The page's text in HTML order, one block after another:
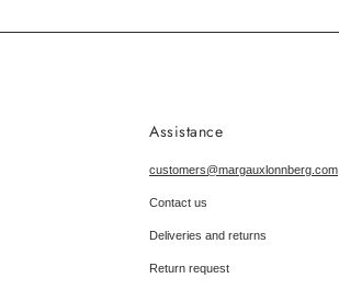
Assistance
customers@margauxlonnberg.com
Contact us
Deliveries and returns
Return request